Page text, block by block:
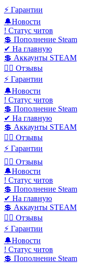
⚡️ Гарантии
🔔Новости
! Статус читов
💲 Пополнение Steam
✔ На главную
💲 Аккаунты STEAM
✍🏻 Отзывы
⚡️ Гарантии
🔔Новости
! Статус читов
💲 Пополнение Steam
✔ На главную
💲 Аккаунты STEAM
✍🏻 Отзывы
⚡️ Гарантии
✍🏻 Отзывы
🔔Новости
! Статус читов
💲 Пополнение Steam
✔ На главную
💲 Аккаунты STEAM
✍🏻 Отзывы
⚡️ Гарантии
🔔Новости
! Статус читов
💲 Пополнение Steam